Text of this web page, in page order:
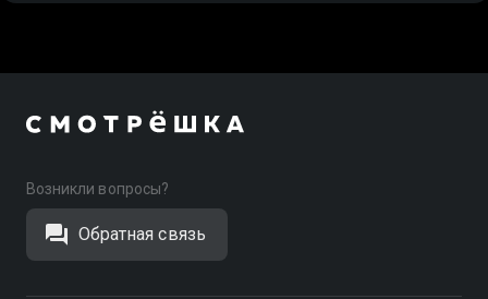
Возникли вопросы?
Обратная связь